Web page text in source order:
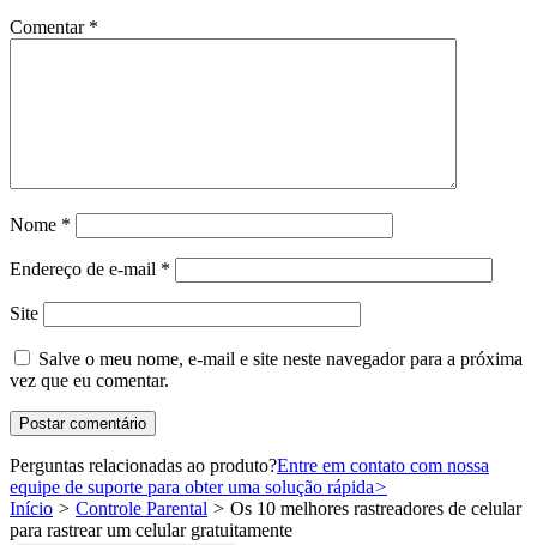
Comentar *
Nome *
Endereço de e-mail *
Site
Salve o meu nome, e-mail e site neste navegador para a próxima
vez que eu comentar.
Perguntas relacionadas ao produto?Entre em contato com nossa
equipe de suporte para obter uma solução rápida>
Início > Controle Parental > Os 10 melhores rastreadores de celular
para rastrear um celular gratuitamente